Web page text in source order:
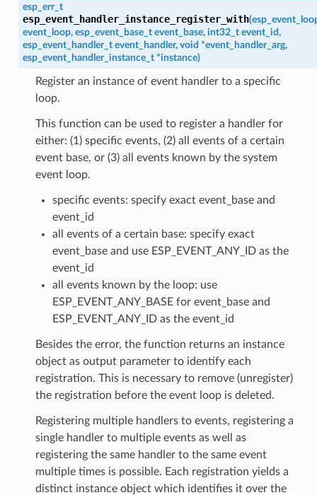
esp_err_t
esp_event_handler_instance_register_with(
event_loop, esp_event_base_t event_base, int32_t event_id,
esp_event_handler_t event_handler, void *event_handler_arg,
esp_event_handler_instance_t *instance)
Register an instance of event handler to a specific
loop.
This function can be used to register a handler for
either: (1) specific events, (2) all events of a certain
event base, or (3) all events known by the system
event loop.
specific events: specify exact event_base and
event_id
all events of a certain base: specify exact
event_base and use ESP_EVENT_ANY_ID as the
event_id
all events known by the loop: use
ESP_EVENT_ANY_BASE for event_base and
ESP_EVENT_ANY_ID as the event_id
Besides the error, the function returns an instance
object as output parameter to identify each
registration. This is necessary to remove (unregister)
the registration before the event loop is deleted.
Registering multiple handlers to events, registering a
single handler to multiple events as well as
registering the same handler to the same event
multiple times is possible. Each registration yields a
distinct instance object which identifies it over the